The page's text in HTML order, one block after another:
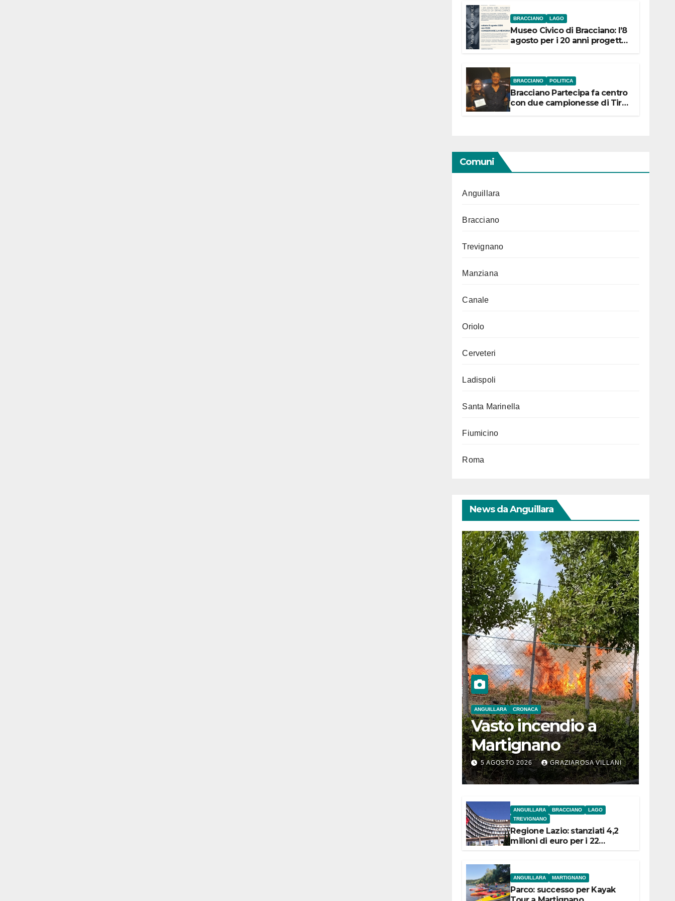
BRACCIANO LAGO
Museo Civico di Bracciano: l’8
agosto per i 20 anni progetto
BRACCIANO POLITICA
Bracciano Partecipa fa centro
con due campionesse di Tiro
Comuni
Anguillara
Bracciano
Trevignano
Manziana
Canale
Oriolo
Cerveteri
Ladispoli
Santa Marinella
Fiumicino
Roma
News da Anguillara
ANGUILLARA CRONACA
Vasto incendio a
Martignano
5 AGOSTO 2026 GRAZIAROSA VILLANI
ANGUILLARA BRACCIANO
LAGO
TREVIGNANO
Regione Lazio: stanziati 4,2
milioni di euro per i 22
ANGUILLARA MARTIGNANO
Parco: successo per Kayak